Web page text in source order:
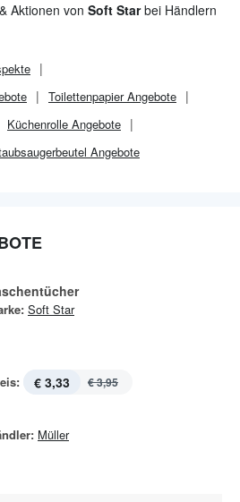
Aktionen von Soft Starbei Händlern
Toilettenpapier Angebote
Küchenrolle Angebote
Angebote
Soft Star
€ 3,33 € 3,95
Müller